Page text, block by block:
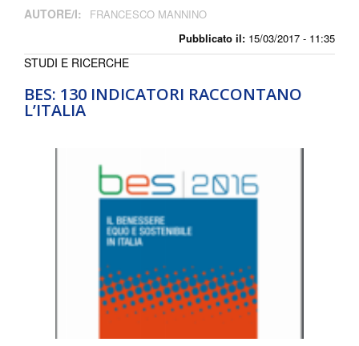
Pubblicato il: 15/03/2017 - 11:35
AUTORE/I: FRANCESCO MANNINO
BES: 130 INDICATORI RACCONTANO
L’ITALIA
STUDI E RICERCHE